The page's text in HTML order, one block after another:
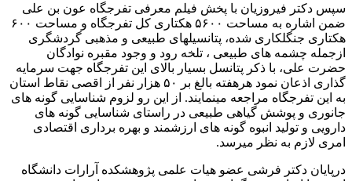
سپس دکتر فیروزیان با پخش فیلم معرفی تفرجگاه عون بن علی
ضمن اشاره به مساحت ۵۶۰۰ هکتاری کل تفرجگاه و مساحت ۶۰۰
هکتاری جنگلکاری شده، پتانسیلهای طبیعی و مذهبی گردشگری
ازجمله چشمه های طبیعی ، تلخه رود و وجود مقبره نوادگان
حضرت علی، با ذکر پتانسل بسیار بالای این تفرجگاه جهت سرمایه
گذاری اذعان نمود هرهفته بالغ بر ۵۰ هزار نفر از اقصی نقاط استان
به این تفرجگاه مراجعه مینمایند. از این رو لزوم شناسایی گونه های
جانوری و پوشش گیاهی طبیعی در راستای شناسایی گونه های
دارویی و تولید انبوه گونه های ارزشمند و بهره برداری اقتصادی
امری لازم به نظر میرسد.
درپایان دکتر فرشی عضو هیات علمی پژوهشکده آرارات دانشگاه